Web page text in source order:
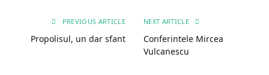
PREVIOUS ARTICLE
Propolisul, un dar sfant
NEXT ARTICLE
Conferintele Mircea
Vulcanescu